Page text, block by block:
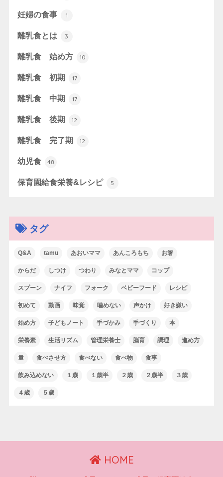
妊婦の食事 1
離乳食とは 3
離乳食 始め方 10
離乳食 初期 17
離乳食 中期 17
離乳食 後期 12
離乳食 完了期 12
幼児食 48
保育園給食栄養&レシピ 5
タグ
Q&A tamu あおいママ あんころもち お箸
からだ しつけ つわり みなとママ コップ
スプーン ナイフ フォーク ベビーフード レシピ
初めて 動画 味覚 噛めない 声かけ 好き嫌い
始め方 子どもノート 手づかみ 手づくり 本
栄養素 生活リズム 管理栄養士 脳育 調理 進め方
量 食べさせ方 食べない 食べ物 食事
飲み込めない １歳 １歳半 ２歳 ２歳半 ３歳
４歳 ５歳
HOME